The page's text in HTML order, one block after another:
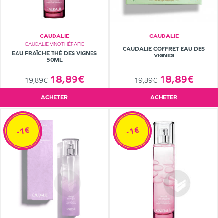
CAUDALIE
CAUDALIE VINOTHÉRAPIE
EAU FRAÎCHE THÉ DES VIGNES
50ML
19,89€ 18,89€
ACHETER
CAUDALIE
CAUDALIE COFFRET EAU DES
VIGNES
19,89€ 18,89€
ACHETER
-1€ -1€